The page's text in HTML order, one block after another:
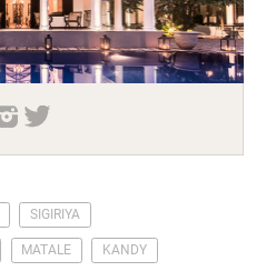
SIGIRIYA
MATALE KANDY